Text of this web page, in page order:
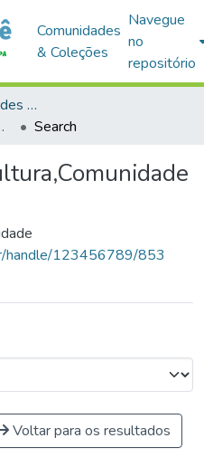
Comunidades
& Coleções
Navegue
no
repositório
Campus Sede - Unidades Administrativas
e Extensão
Search
handle/123456789/853
Voltar para os resultados